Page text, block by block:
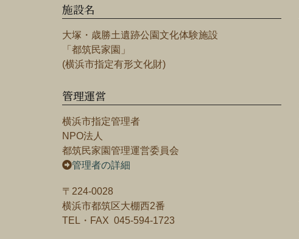
施設名
大塚・歳勝土遺跡公園文化体験施設
「都筑民家園」
(横浜市指定有形文化財)
管理運営
横浜市指定管理者
NPO法人
都筑民家園管理運営委員会
管理者の詳細
〒224-0028
横浜市都筑区大棚西2番
TEL・FAX 045-594-1723